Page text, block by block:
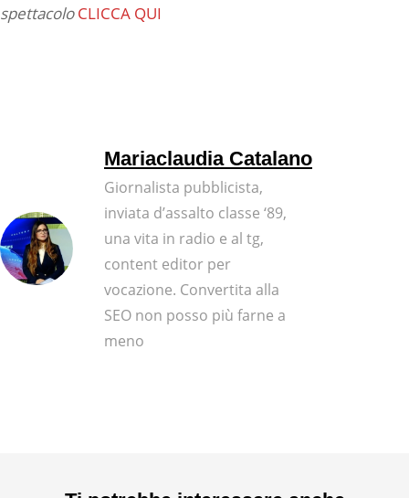
spettacoloCLICCA QUI
Mariaclaudia Catalano
Giornalista pubblicista,
inviata d’assalto classe ‘89,
una vita in radio e al tg,
content editor per
vocazione. Convertita alla
SEO non posso più farne a
meno